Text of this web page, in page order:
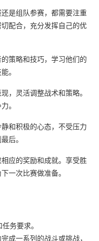
是组队参赛，都需要注重
配合，充分发挥自己的优
策略和技巧，学习他们的
。
，灵活调整战术和策略。
。
和积极的心态，不受压力
后。
应的奖励和成就。享受胜
一次比赛做准备。
务要求。
成一系列的战斗或挑战，